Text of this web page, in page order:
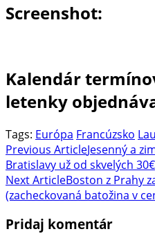
Screenshot:
Kalendár
letenky
Tags: Európa Francúzsko
Post
Navigation
Previous ArticleJesenný a
Bratislavy už od skvelých 30€
Next ArticleBoston z Prahy
(zacheckovaná batožina v
Pridaj komentár